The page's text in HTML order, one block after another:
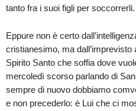
tanto fra i suoi figli per soccorrerli.
Eppure non è certo
cristianesimo, ma
Spirito Santo che soffia dove
mercoledì scorso parlando di
sempre di nuovo dobbiamo
e non precederlo: è Lui che ci